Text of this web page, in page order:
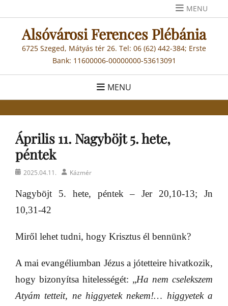
to
content
MENU
Alsóvárosi Ferences Plébánia
6725 Szeged, Mátyás tér 26. Tel: 06 (62) 442-384; Erste
Bank: 11600006-00000000-53613091
MENU
Április 11. Nagyböjt 5. hete,
péntek
Posted2025.04.11. AuthorKázmér
Nagyböjt 5. hete, péntek – Jer 20,10-13; Jn
10,31-42
Miről lehet tudni, hogy Krisztus él bennünk?
A mai evangéliumban Jézus a jótetteire hivatkozik,
hogy bizonyítsa hitelességét: „Ha nem cselekszem
Atyám tetteit, ne higgyetek nekem!… higgyetek a